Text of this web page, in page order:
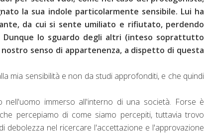
la sua indole particolarmente sensibile. Lui ha
da cui si sente umiliato e rifiutato, perdendo
lo sguardo degli altri (inteso soprattutto
senso di appartenenza, a dispetto di questa
mia sensibilità e non da studi approfonditi, e che quindi
immerso all'interno di una società. Forse è
percepiamo di come siamo percepiti, tuttavia trovo
debolezza nel ricercare l'accettazione e l'approvazione